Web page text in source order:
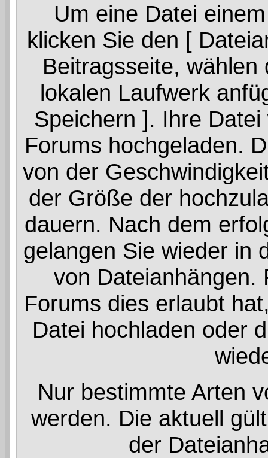
Um eine Datei
klicken Sie den [
Beitragsseite,
lokalen Laufwerk
Speichern ]. Ihre
Forums hochgeladen.
von der
der Größe der
dauern. Nach dem
gelangen Sie wieder in
von Dateianhängen.
Forums dies erlaubt
Datei hochladen oder
Nur bestimmte Arten
werden. Die aktuell
der